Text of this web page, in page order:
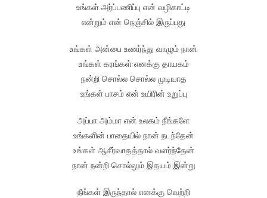
உங்கள் அர்ப்பணிப்பு என் வழிகாட்டி
என்றும் என் நெஞ்சில் இருப்பது
உங்கள் அன்பை உணர்ந்து வாழும் நான்
உங்கள் கரங்கள் எனக்கு தாயகம்
நன்றி சொல்ல சொல்ல முடியாத
உங்கள் பாசம் என் உயிரின் உறுப்பு
அப்பா அம்மா என் உலகம் நீங்களே
உங்களின் பாதையில் நான் நடந்தேன்
உங்கள் ஆசீர்வாதத்தால் வளர்ந்தேன்
நான் நன்றி சொல்லும் இதயம் இன்று
நீங்கள் இருந்தால் எனக்கு வெற்றி